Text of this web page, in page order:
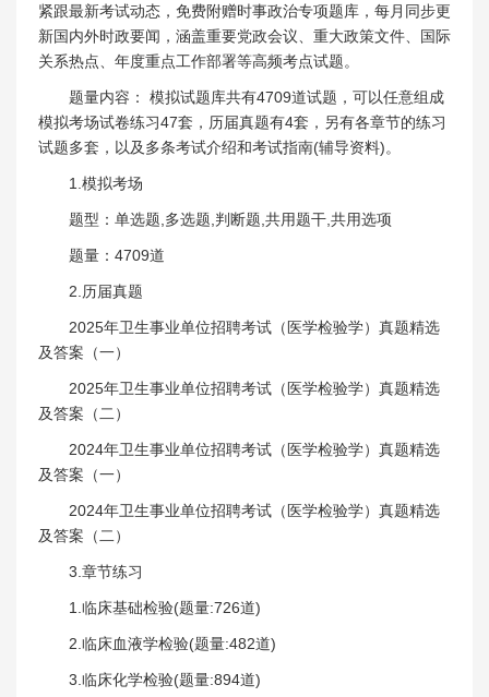
紧跟最新考试动态，免费附赠时事政治专项题库，每月同步更
新国内外时政要闻，涵盖重要党政会议、重大政策文件、国际
关系热点、年度重点工作部署等高频考点试题。
题量内容： 模拟试题库共有4709道试题，可以任意组成
模拟考场试卷练习47套，历届真题有4套，另有各章节的练习
试题多套，以及多条考试介绍和考试指南(辅导资料)。
1.模拟考场
题型：单选题,多选题,判断题,共用题干,共用选项
题量：4709道
2.历届真题
2025年卫生事业单位招聘考试（医学检验学）真题精选
及答案（一）
2025年卫生事业单位招聘考试（医学检验学）真题精选
及答案（二）
2024年卫生事业单位招聘考试（医学检验学）真题精选
及答案（一）
2024年卫生事业单位招聘考试（医学检验学）真题精选
及答案（二）
3.章节练习
1.临床基础检验(题量:726道)
2.临床血液学检验(题量:482道)
3.临床化学检验(题量:894道)